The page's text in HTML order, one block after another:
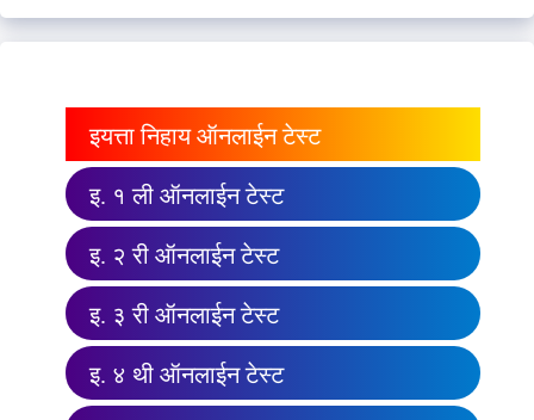
इयत्ता निहाय ऑनलाईन टेस्ट
इ. १ ली ऑनलाईन टेस्ट
इ. २ री ऑनलाईन टेस्ट
इ. ३ री ऑनलाईन टेस्ट
इ. ४ थी ऑनलाईन टेस्ट